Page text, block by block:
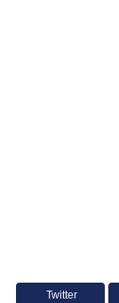
Twitter